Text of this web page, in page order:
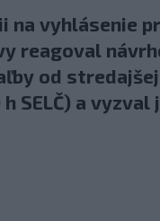
na vyhlásenie
reagoval
od
SELČ) a vyzval